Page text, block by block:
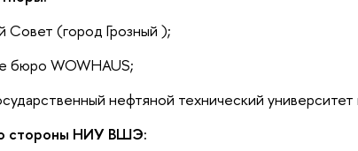
Совет (город Грозный );
бюро WOWHAUS;
нефтяной технический
стороны НИУ ВШЭ: